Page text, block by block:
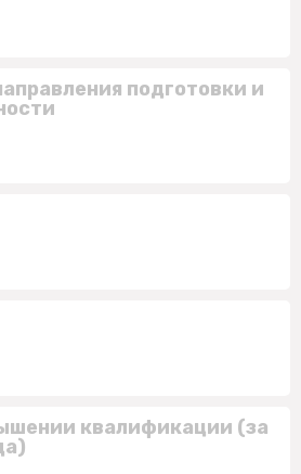
подготовки и
квалификации (за